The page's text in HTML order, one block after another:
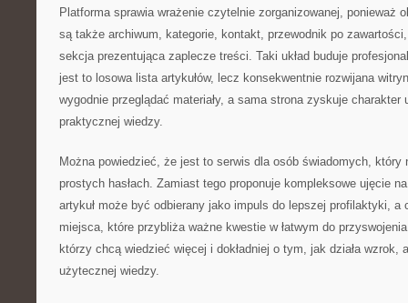
Platforma sprawia wrażenie czytelnie zorganizowanej, ponieważ
są także archiwum, kategorie, kontakt, przewodnik po
sekcja prezentująca zaplecze treści. Taki układ buduje
jest to losowa lista artykułów, lecz konsekwentnie rozwijana
wygodnie przeglądać materiały, a sama strona zyskuje charakter
praktycznej wiedzy.
Można powiedzieć, że jest to serwis dla osób świadomych, który
prostych hasłach. Zamiast tego proponuje kompleksowe ujęcie
artykuł może być odbierany jako impuls do lepszej profilaktyki, a
miejsca, które przybliża ważne kwestie w łatwym do
którzy chcą wiedzieć więcej i dokładniej o tym, jak działa wzrok,
użytecznej wiedzy.